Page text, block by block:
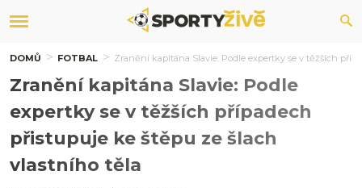
DOMŮ FOTBAL Zranění kapitána Slavie: Podle expertky se v těžších
Zranění kapitána Slavie: Podle
expertky se v těžších případech
přistupuje ke štěpu ze šlach
vlastního těla